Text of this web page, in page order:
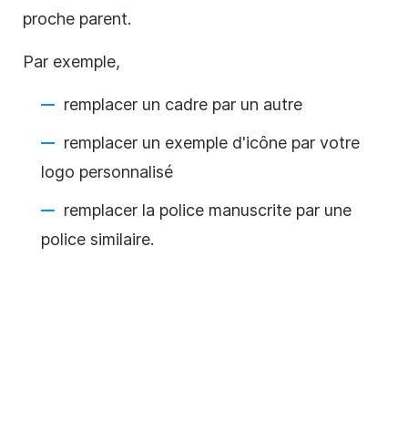
proche parent.
Par exemple,
remplacer un cadre par un autre
remplacer un exemple d'icône par votre
logo personnalisé
remplacer la police manuscrite par une
police similaire.